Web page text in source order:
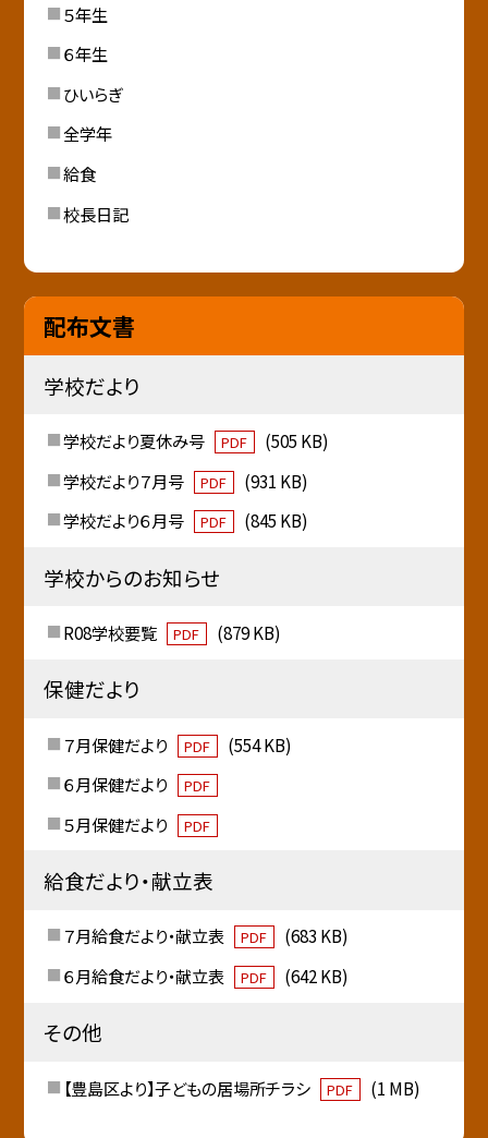
５年生
６年生
ひいらぎ
全学年
給食
校長日記
配布文書
学校だより
学校だより夏休み号 PDF
(505 KB)
学校だより７月号
PDF
(931 KB)
学校だより６月号
PDF (845 KB)
学校からのお知らせ
R08学校要覧 PDF (879 KB)
保健だより
７月保健だより PDF
(554 KB)
６月保健だより
PDF
５月保健だより PDF
給食だより・献立表
７月給食だより・献立表 PDF
(683 KB)
６月給食だより・献立表
PDF (642 KB)
その他
【豊島区より】子どもの居場所チラシ PDF (1 MB)